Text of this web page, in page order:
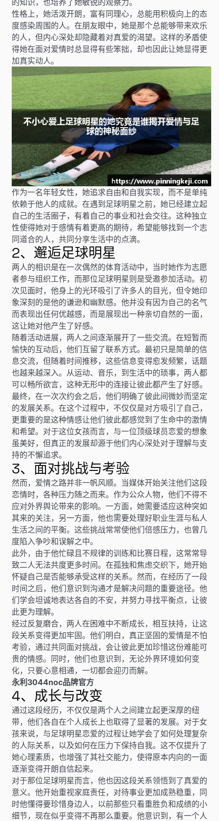
性格上，她活泼开朗，富有同理心，总能用积极向上的态
度感染周围的人。在朋友眼中，她是那个总能够带来欢乐
的人，但内心深处却隐藏着对真爱的渴望。这样的矛盾使
得她在面对爱情时总显得有些笨拙，却也因此让她显得更
加真实动人。
作为一名年轻女性，她追求自由和自我实现，而不是单纯
依赖于他人的成就。在遇到足球明星之前，她已经建立起
自己的生活圈子，有着自己的事业和社会交往。这种独立
性使得她对于感情有着更高的期待，希望能够找到一个志
同道合的人，共同分享生活中的点滴。
2、邂逅足球明星
两人的相识是在一次偶然的体育活动中，当时她作为志愿
者参与组织工作，而那位足球明星则是受邀参加活动。初
次见面时，他身上的光环吸引了许多人的目光，但令她印
象深刻的是他的谦逊和幽默感。他并没有因为自己的名气
而表现出任何优越感，而是展现出一种亲切自然的一面，
这让她对他产生了好感。
随着活动进展，两人之间逐渐展开了一些交流。在短暂而
愉快的互动后，他们互留了联系方式。最初只是简单的信
息交流，但随着时间推移，这些信息变得愈发频繁，话题
也越来越深入。从运动、音乐，到生活中的琐事，两人都
可以畅所欲言，这种无形中的连接让彼此都产生了好感。
最终，在一次次约会之后，他们明确了彼此间微妙而坚定
的发展关系。在这个过程中，不仅仅是对方吸引了自己，
更重要的是这种情感让他们彼此都感觉到了生命中的激情
和希望。对于这位女孩而言，与一位顶级球员恋爱的想象
虽美好，但真正的发展却源于他们内心深处对于理解与支
持的不懈追求。
3、面对挑战与考验
然而，爱情之路并非一帆风顺。当媒体开始关注他们这段
恋情时，各种压力随之而来。作为公众人物，他们不得不
应对外界舆论带来的影响。一方面，她需要适应这种突如
其来的关注，另一方面，他也需要处理好职业生涯与私人
生活之间的平衡。这些挑战常常使他们倍感压力，也曾几
度陷入争吵和误解之中。
此外，由于他忙碌且不规律的训练和比赛日程，这常常导
致二人无法共度更多时间。在孤独和焦虑交织下，她开始
怀疑自己是否能够承受这样的关系。然而，在经历了一段
时间之后，他们意识到沟通才是解决问题的重要途径。他
们学会坦诚地表达各自的不安，并努力寻找平衡点，让彼
此更为理解。
经过反复磨合，两人在困难中不断成长，相互扶持，让这
段关系变得更加牢固。他们明白，真正坚固的爱情是不怕
考验，通过共同面对挑战，会让彼此更加珍惜这份难能可
贵的情感。同时，他们也意识到，无论外界环境如何变
化，只要心意相通，一切都会迎刃而解。
永利3044noc品牌官方
4、成长与改变
通过这段经历，不仅仅是两个人之间建立起更深厚的纽
带，他们各自在个人成长上也取得了显著的发展。对于女
孩来说，与足球明星恋爱的过程让她学会了如何处理复杂
的人际关系，以及如何在压力下保持自我。这不仅提升了
她心理素质，也增强了其社交能力，使得原本内向的一面
逐渐变得开朗自信起来。
对于那位足球明星而言，他也因这段关系领悟到了真爱的
意义。他开始重视家庭责任，对待事业更加成熟稳重，同
时他懂得要珍惜身边人，以前那些只看重胜负和成绩的小
细节，现在似乎变得不再那么重要。他意识到，有一个人